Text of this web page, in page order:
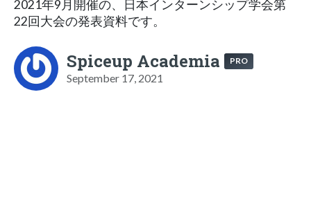
2021年9月開催の、日本インターンシップ学会第
22回大会の発表資料です。
Spiceup Academia PRO
September 17, 2021